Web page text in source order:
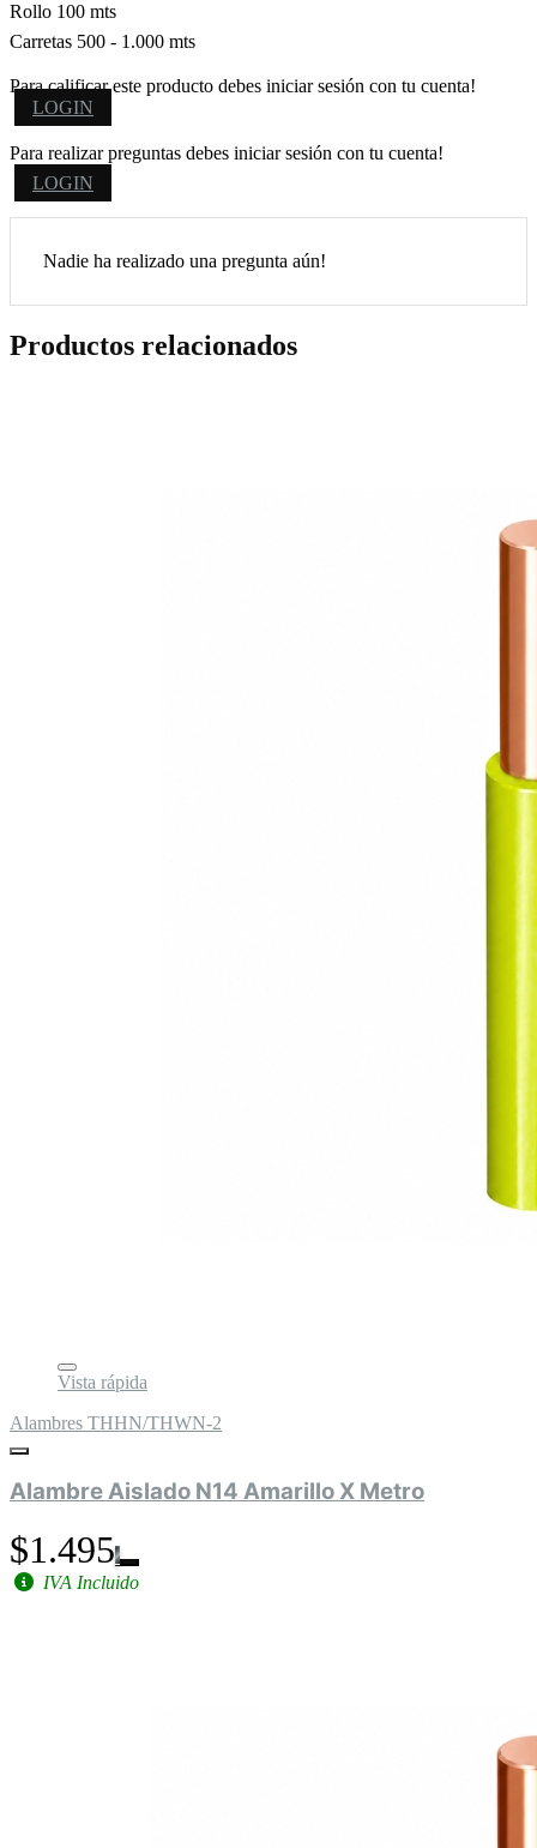
Rollo 100 mts
Carretas 500 - 1.000 mts
Para calificar este producto debes iniciar sesión con tu cuenta!
LOGIN
Para realizar preguntas debes iniciar sesión con tu cuenta!
LOGIN
Nadie ha realizado una pregunta aún!
Productos relacionados
Vista rápida
Alambres THHN/THWN-2
Alambre Aislado N14 Amarillo X Metro
$1.495
IVA Incluido